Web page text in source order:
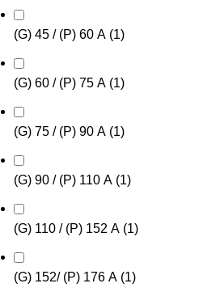
(G) 45 / (P) 60 А (1)
(G) 60 / (P) 75 А (1)
(G) 75 / (P) 90 А (1)
(G) 90 / (P) 110 А (1)
(G) 110 / (P) 152 А (1)
(G) 152/ (P) 176 А (1)